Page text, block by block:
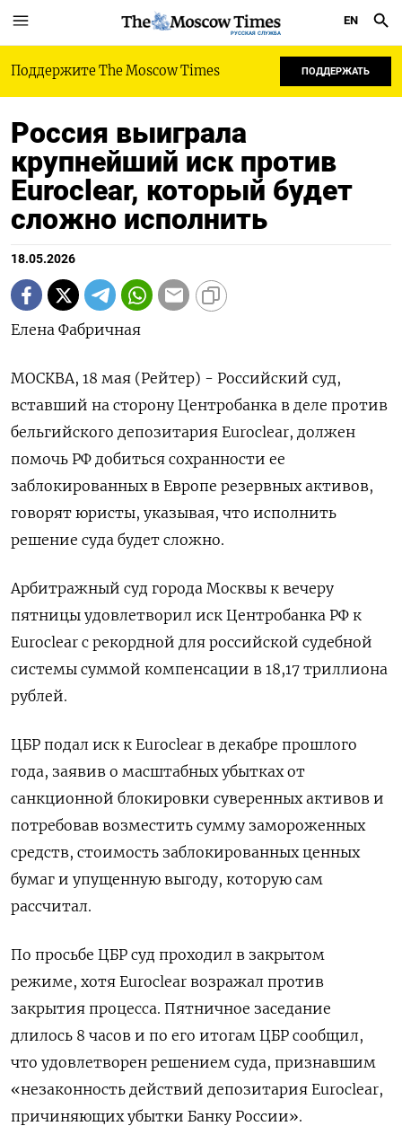
РУССКАЯ СЛУЖБА
EN
Поддержите The Moscow Times ПОДДЕРЖАТЬ
Россия выиграла
крупнейший иск против
Euroclear, который будет
сложно исполнить
18.05.2026
Елена Фабричная
МОСКВА, 18 мая (Рейтер) - Российский суд,
вставший на сторону Центробанка в деле против
бельгийского депозитария Euroclear, должен
помочь РФ добиться сохранности ее
заблокированных в Европе резервных активов,
говорят юристы, указывая, что исполнить
решение суда будет сложно.
Арбитражный суд города Москвы к вечеру
пятницы удовлетворил иск Центробанка РФ к
Euroclear с рекордной для российской судебной
системы суммой компенсации в 18,17 триллиона
рублей.
ЦБР подал иск к Euroclear в декабре прошлого
года, заявив о масштабных убытках от
санкционной блокировки ‌суверенных активов и
потребовав возместить сумму замороженных
средств, стоимость заблокированных ценных
бумаг и упущенную выгоду, которую сам
рассчитал.
По просьбе ЦБР суд проходил в закрытом
режиме, хотя Euroclear возражал против
закрытия процесса. Пятничное заседание
длилось 8 часов и по его итогам ЦБР сообщил,
что удовлетворен решением суда, признавшим
«незаконность действий депозитария Euroclear,
причиняющих убытки Банку России».